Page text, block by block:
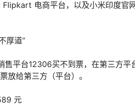
电商平台，以及小米印度官网
厚道”
售平台12306买不到票，在第三方平
放给第三方（平台）。
元